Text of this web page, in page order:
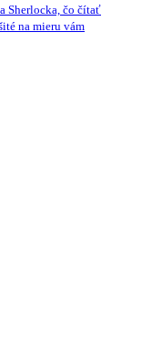
Sherlocka, čo čítať
na mieru vám